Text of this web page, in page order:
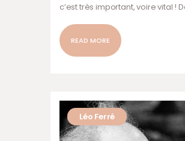
c’est très important, voire vital !
occasionnels, des amis, des
des passionnés de patrimoine… .
répondent toujours présents.
eux ! Pour que la terrasse
READ MORE
Léo Ferré